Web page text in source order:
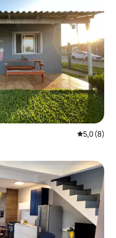
Просечна
5,0 (8)